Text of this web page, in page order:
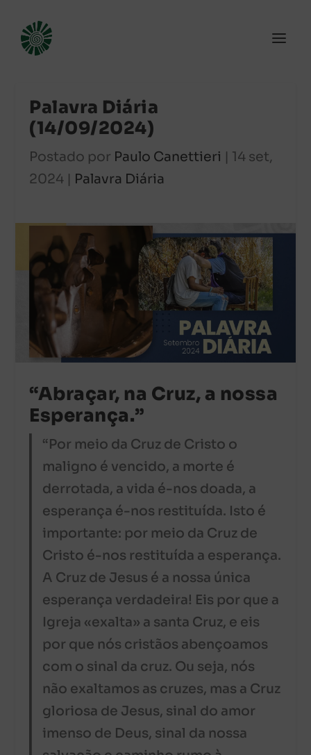
Palavra Diária
(14/09/2024)
Postado por Paulo Canettieri | 14 set,
2024 | Palavra Diária
“Abraçar, na Cruz, a nossa
Esperança.”
“Por meio da Cruz de Cristo o
maligno é vencido, a morte é
derrotada, a vida é-nos doada, a
esperança é-nos restituída. Isto é
importante: por meio da Cruz de
Cristo é-nos restituída a esperança.
A Cruz de Jesus é a nossa única
esperança verdadeira! Eis por que a
Igreja «exalta» a santa Cruz, e eis
por que nós cristãos abençoamos
com o sinal da cruz. Ou seja, nós
não exaltamos as cruzes, mas a Cruz
gloriosa de Jesus, sinal do amor
imenso de Deus, sinal da nossa